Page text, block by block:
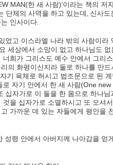
MAN(한 새 사람)’이라는 책의 저
단체의 사역을 하고 있는데
신사도
인사이다
었고 이스라엘 나라 밖의 사람이라
세상에서 소망이 없고 하나님도 없
희가 그리스도 예수 안에서 그리
의 화평이신지라 둘로 하나를 만드
기 육체로 허시고 법조문으로 된
로 자기 안에서 한 새 사람(One new
십자가로 이 둘을 한 몸으로 하나님
을 십자가로 소멸하시고 또 오셔
가까운 데 있는 자들에게 평안을
성령 안에서 아버지께 나아감을 얻